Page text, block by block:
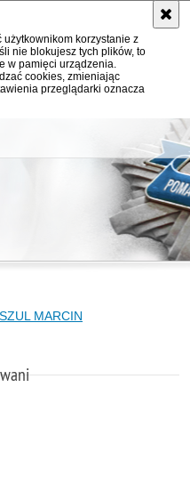
użytkownikom korzystanie z
nie blokujesz tych plików, to
w pamięci urządzenia.
cookies, zmieniając
przeglądarki oznacza
SZUL MARCIN